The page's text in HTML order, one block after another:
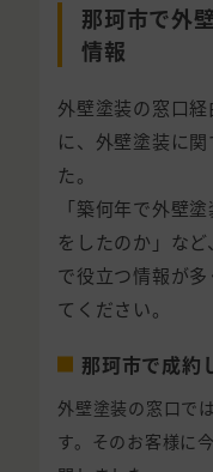
那珂市で外
情報
外壁塗装の窓口
に、外壁塗装に
た。
「築何年で外壁
をしたのか」な
で役立つ情報が
てください。
那珂市で成約
外壁塗装の窓口で
す。そのお客様に